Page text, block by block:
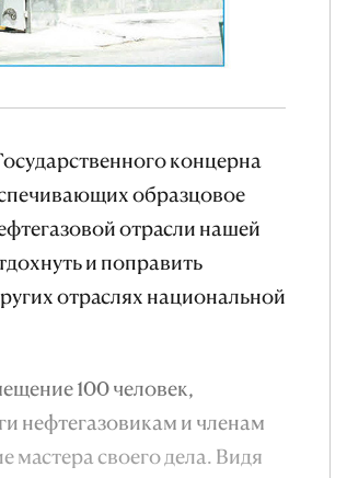
концерна
образцовое
отрасли нашей
и поправить
отраслях национальной
100 человек,
нефтегазовикам и членам
мастера своего дела. Видя